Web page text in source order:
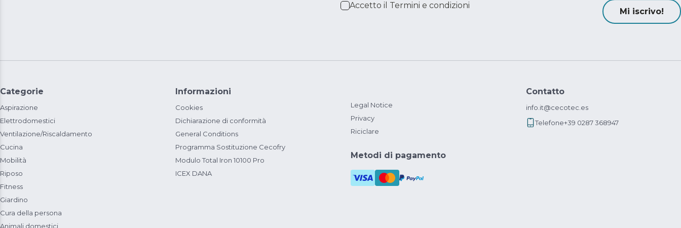
Accetto il Termini e condizioni
Mi iscrivo!
Categorie
Aspirazione
Elettrodomestici
Ventilazione/Riscaldamento
Cucina
Mobilità
Riposo
Fitness
Giardino
Cura della persona
Animali domestici
Informazioni
Cookies
Dichiarazione di conformità
General Conditions
Programma Sostituzione Cecofry
Modulo Total Iron 10100 Pro
ICEX DANA
Legal Notice
Privacy
Riciclare
Metodi di pagamento
Contatto
info.it@cecotec.es
Telefone+39 0287 368947